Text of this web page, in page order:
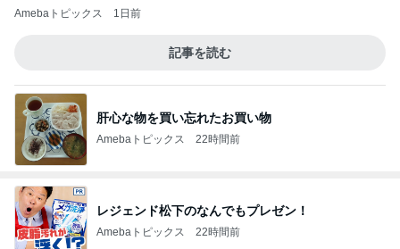
Amebaトピックス 1日前
記事を読む
肝心な物を買い忘れたお買い物
Amebaトピックス 22時間前
レジェンド松下のなんでもプレゼン！
Amebaトピックス 22時間前